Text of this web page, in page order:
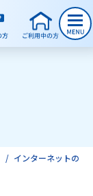
インターネットの不